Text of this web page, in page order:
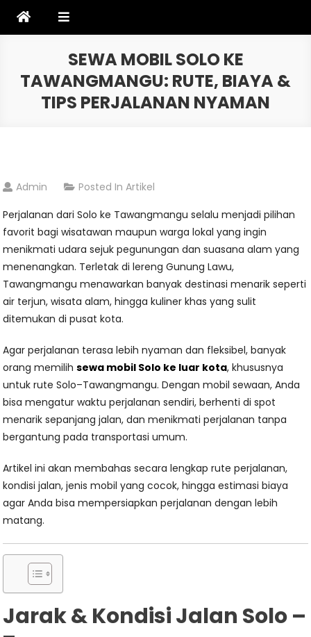
SEWA MOBIL SOLO KE
TAWANGMANGU: RUTE, BIAYA &
TIPS PERJALANAN NYAMAN
Admin Posted InArtikel
Perjalanan dari Solo ke Tawangmangu selalu menjadi pilihan
favorit bagi wisatawan maupun warga lokal yang ingin
menikmati udara sejuk pegunungan dan suasana alam yang
menenangkan. Terletak di lereng Gunung Lawu,
Tawangmangu menawarkan banyak destinasi menarik seperti
air terjun, wisata alam, hingga kuliner khas yang sulit
ditemukan di pusat kota.
Agar perjalanan terasa lebih nyaman dan fleksibel, banyak
orang memilihsewa mobil Solo ke luar kota, khususnya
untuk rute Solo–Tawangmangu. Dengan mobil sewaan, Anda
bisa mengatur waktu perjalanan sendiri, berhenti di spot
menarik sepanjang jalan, dan menikmati perjalanan tanpa
bergantung pada transportasi umum.
Artikel ini akan membahas secara lengkap rute perjalanan,
kondisi jalan, jenis mobil yang cocok, hingga estimasi biaya
agar Anda bisa mempersiapkan perjalanan dengan lebih
matang.
Jarak & Kondisi Jalan Solo –